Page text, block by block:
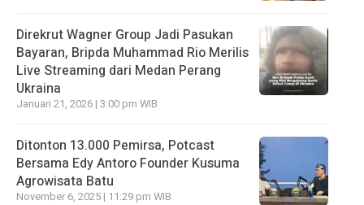
Direkrut Wagner Group Jadi Pasukan
Bayaran, Bripda Muhammad Rio Merilis
Live Streaming dari Medan Perang
Ukraina
Januari 21, 2026 | 3:00 pm WIB
Ditonton 13.000 Pemirsa, Potcast
Bersama Edy Antoro Founder Kusuma
Agrowisata Batu
November 6, 2025 | 11:29 pm WIB